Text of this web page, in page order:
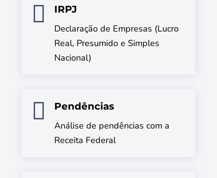

IRPJ
Declaração de Empresas (Lucro
Real, Presumido e Simples
Nacional)

Pendências
Análise de pendências com a
Receita Federal